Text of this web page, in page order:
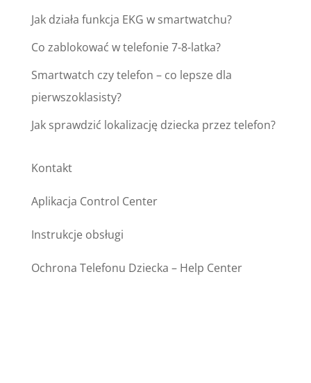
Jak działa funkcja EKG w smartwatchu?
Co zablokować w telefonie 7-8-latka?
Smartwatch czy telefon – co lepsze dla
pierwszoklasisty?
Jak sprawdzić lokalizację dziecka przez telefon?
Kontakt
Aplikacja Control Center
Instrukcje obsługi
Ochrona Telefonu Dziecka – Help Center